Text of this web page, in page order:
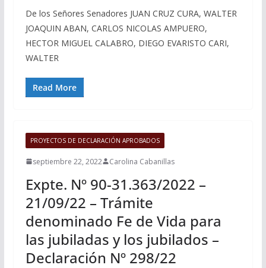
De los Señores Senadores JUAN CRUZ CURA, WALTER
JOAQUIN ABAN, CARLOS NICOLAS AMPUERO,
HECTOR MIGUEL CALABRO, DIEGO EVARISTO CARI,
WALTER
Read More
PROYECTOS DE DECLARACIÓN APROBADOS
septiembre 22, 2022 Carolina Cabanillas
Expte. Nº 90-31.363/2022 –
21/09/22 – Trámite
denominado Fe de Vida para
las jubiladas y los jubilados –
Declaración Nº 298/22